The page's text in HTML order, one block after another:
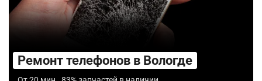
Ремонт телефонов в Вологде